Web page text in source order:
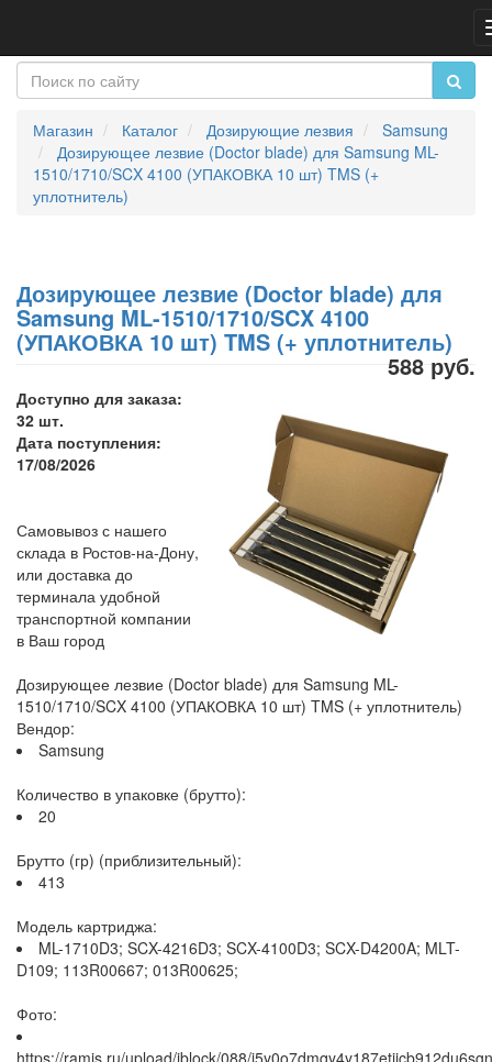
Магазин Каталог Дозирующие лезвия
Samsung
Дозирующее лезвие (Doctor blade) для Samsung ML-
1510/1710/SCX 4100 (УПАКОВКА 10 шт) TMS (+
уплотнитель)
Дозирующее лезвие (Doctor blade) для
Samsung ML-1510/1710/SCX 4100
(УПАКОВКА 10 шт) TMS (+ уплотнитель)
588 руб.
Доступно для заказа:
32 шт.
Дата поступления:
17/08/2026
Самовывоз с нашего
склада в Ростов-на-Дону,
или доставка до
терминала удобной
транспортной компании
в Ваш город
Дозирующее лезвие (Doctor blade) для Samsung ML-
1510/1710/SCX 4100 (УПАКОВКА 10 шт) TMS (+ уплотнитель)
Вендор:
Samsung
Количество в упаковке (брутто):
20
Брутто (гр) (приблизительный):
413
Модель картриджа:
ML-1710D3; SCX-4216D3; SCX-4100D3; SCX-D4200A; MLT-
D109; 113R00667; 013R00625;
Фото:
https://ramis.ru/upload/iblock/088/